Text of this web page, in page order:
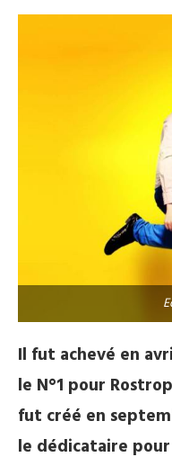
Il fut achevé en
le N°1 pour
fut créé en
le dédicataire